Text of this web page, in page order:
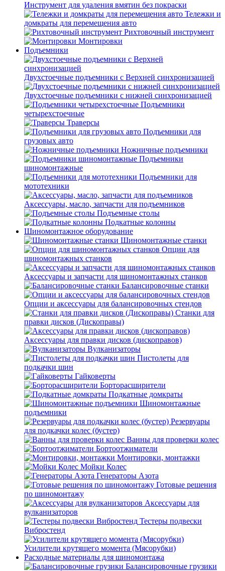
Инструмент для удаления вмятин без покраски
Тележки и
домкраты для перемещения авто
Рихтовочный инструмент
Монтировки
Подъемники
Двухстоечные подъемники с Верхней синхронизацией
Двухстоечные подъемники с нижней синхронизацией
Подъемники
четырехстоечные
Траверсы
Подъемники для
грузовых авто
Ножничные подъемники
Подъемники
шиномонтажные
Подъемники для
мототехники
Аксессуары, масло, запчасти для подъемников
Подъемные столы
Подкатные колонны
Шиномонтажное оборудование
Шиномонтажные станки
Опции для
шиномонтажных станков
Аксессуары и запчасти для шиномонтажных станков
Балансировочные станки
Опции и аксессуары для балансировочных стендов
Станки для
правки дисков (Дископравы)
Аксессуары для правки дисков (дископравов)
Вулканизаторы
Пистолеты для
подкачки шин
Гайковерты
Борторасширители
Подкатные домкраты
Шиномонтажные
подъемники
Резервуары
для подкачки колес (бустер)
Ванны для проверки колес
Бортоотжиматели
Монтировки, монтажки
Мойки Колес
Генераторы Азота
Готовые решения
по шиномонтажу
Аксессуары для
вулканизаторов
Тестеры подвески
Вибростенд
Усилители крутящего момента (Мясорубки)
Расходные материалы для шиномонтажа
Балансировочные грузики